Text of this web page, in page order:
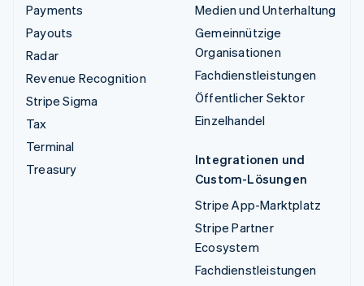
Payments
Payouts
Radar
Revenue Recognition
Stripe Sigma
Tax
Terminal
Treasury
Medien und Unterhaltung
Gemeinnützige
Organisationen
Fachdienstleistungen
Öffentlicher Sektor
Einzelhandel
Integrationen und
Custom-Lösungen
Stripe App-Marktplatz
Stripe Partner
Ecosystem
Fachdienstleistungen